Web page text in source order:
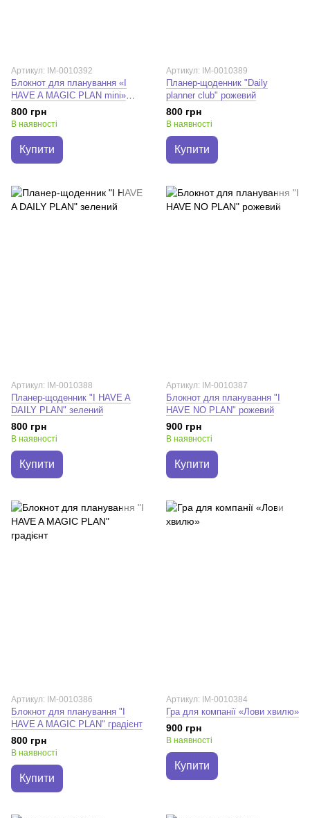
Артикул: IM-0010392
Блокнот для планування «I
HAVE A MAGIC PLAN mini»
чорний
800 грн
В наявності
Купити
Артикул: IM-0010389
Планер-щоденник "Daily
planner club" рожевий
800 грн
В наявності
Купити
Артикул: IM-0010388
Планер-щоденник "I HAVE A
DAILY PLAN" зелений
800 грн
В наявності
Купити
Артикул: IM-0010387
Блокнот для планування "I
HAVE NO PLAN" рожевий
900 грн
В наявності
Купити
Артикул: IM-0010386
Блокнот для планування "I
HAVE A MAGIC PLAN" градієнт
800 грн
В наявності
Купити
Артикул: IM-0010384
Гра для компанії «Лови хвилю»
900 грн
В наявності
Купити